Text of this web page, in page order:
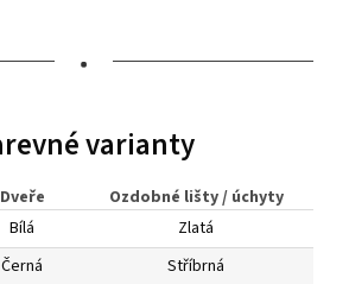
•
varianty
Dveře
Ozdobné lišty / úchyty
Bílá
Zlatá
Černá
Stříbrná